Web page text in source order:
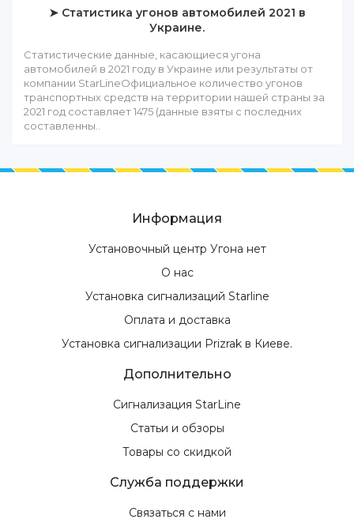
➤ Статистика угонов автомобилей 2021 в
Украине.
Статистические данные, касающиеся угона
автомобилей в 2021 году в Украине или результаты от
компании StarLineОфициальное количество угонов
транспортных средств на территории нашей страны за
2021 год составляет 1475 (данные взяты с последних
составленны..
Информация
Установочный центр Угона нет
О нас
Установка сигнализаций Starline
Оплата и доставка
Установка сигнализации Prizrak в Киеве.
Дополнительно
Сигнализация StarLine
Статьи и обзоры
Товары со скидкой
Служба поддержки
Связаться с нами